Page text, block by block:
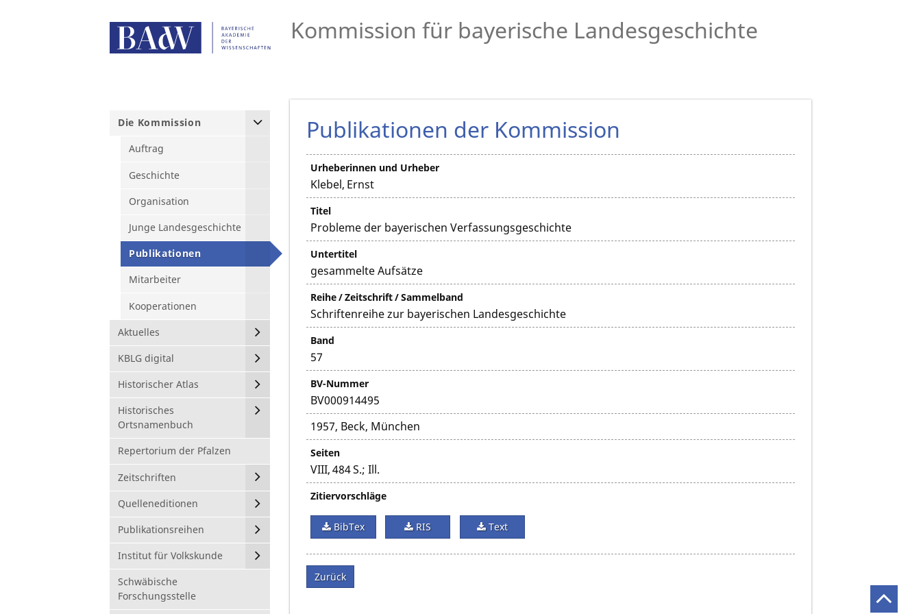
Kommission für bayerische Landesgeschichte
Die Kommission
Auftrag
Geschichte
Organisation
Junge Landesgeschichte
Publikationen
Mitarbeiter
Kooperationen
Aktuelles
KBLG digital
Historischer Atlas
Historisches
Ortsnamenbuch
Repertorium der Pfalzen
Zeitschriften
Quelleneditionen
Publikationsreihen
Institut für Volkskunde
Schwäbische
Forschungsstelle
Publikationen der Kommission
Urheberinnen und Urheber
Klebel, Ernst
Titel
Probleme der bayerischen Verfassungsgeschichte
Untertitel
gesammelte Aufsätze
Reihe / Zeitschrift / Sammelband
Schriftenreihe zur bayerischen Landesgeschichte
Band
57
BV-Nummer
BV000914495
1957, Beck, München
Seiten
VIII, 484 S.; Ill.
Zitiervorschläge
BibTex RIS Text
Zurück